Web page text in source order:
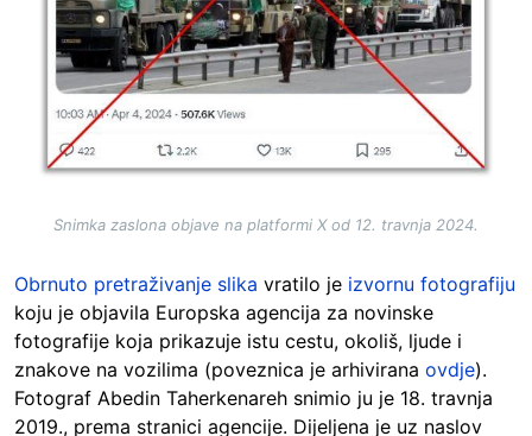
Snimka zaslona objave na platformi X od 12. travnja 2024.
Obrnuto pretraživanje slika vratilo je izvornu fotografiju
koju je objavila Europska agencija za novinske
fotografije koja prikazuje istu cestu, okoliš, ljude i
znakove na vozilima (poveznica je arhivirana ovdje).
Fotograf Abedin Taherkenareh snimio ju je 18. travnja
2019., prema stranici agencije. Dijeljena je uz naslov